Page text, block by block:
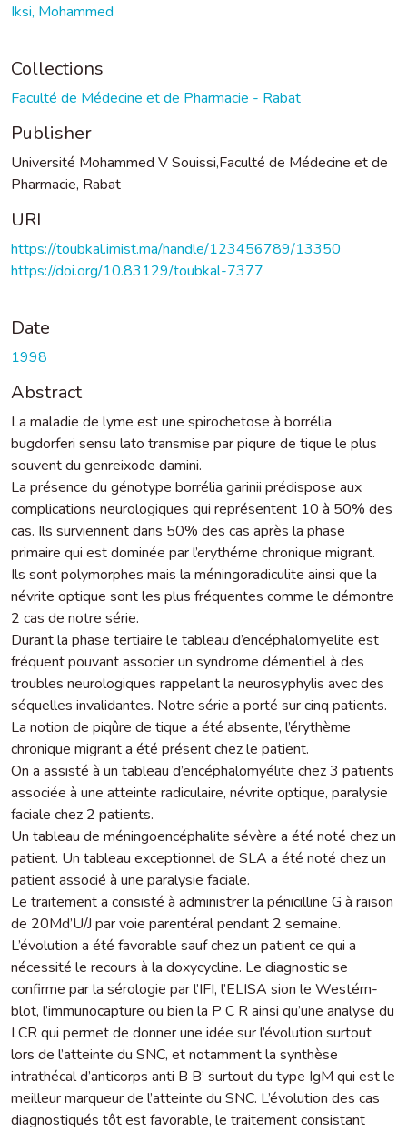
Iksi, Mohammed
Collections
Faculté de Médecine et de Pharmacie - Rabat
Publisher
Université Mohammed V Souissi,Faculté de Médecine et de
Pharmacie, Rabat
URI
https://toubkal.imist.ma/handle/123456789/13350
https://doi.org/10.83129/toubkal-7377
Date
1998
Abstract
La maladie de lyme est une spirochetose à borrélia
bugdorferi sensu lato transmise par piqure de tique le plus
souvent du genreixode damini.
La présence du génotype borrélia garinii prédispose aux
complications neurologiques qui représentent 10 à 50% des
cas. Ils surviennent dans 50% des cas après la phase
primaire qui est dominée par l’erythéme chronique migrant.
Ils sont polymorphes mais la méningoradiculite ainsi que la
névrite optique sont les plus fréquentes comme le démontre
2 cas de notre série.
Durant la phase tertiaire le tableau d’encéphalomyelite est
fréquent pouvant associer un syndrome démentiel à des
troubles neurologiques rappelant la neurosyphylis avec des
séquelles invalidantes. Notre série a porté sur cinq patients.
La notion de piqûre de tique a été absente, l’érythème
chronique migrant a été présent chez le patient.
On a assisté à un tableau d’encéphalomyélite chez 3 patients
associée à une atteinte radiculaire, névrite optique, paralysie
faciale chez 2 patients.
Un tableau de méningoencéphalite sévère a été noté chez un
patient. Un tableau exceptionnel de SLA a été noté chez un
patient associé à une paralysie faciale.
Le traitement a consisté à administrer la pénicilline G à raison
de 20Md’U/J par voie parentéral pendant 2 semaine.
L’évolution a été favorable sauf chez un patient ce qui a
nécessité le recours à la doxycycline. Le diagnostic se
confirme par la sérologie par l’IFI, l’ELISA sion le Westérn-
blot, l’immunocapture ou bien la P C R ainsi qu’une analyse du
LCR qui permet de donner une idée sur l’évolution surtout
lors de l’atteinte du SNC, et notamment la synthèse
intrathécal d’anticorps anti B B’ surtout du type IgM qui est le
meilleur marqueur de l’atteinte du SNC. L’évolution des cas
diagnostiqués tôt est favorable, le traitement consistant